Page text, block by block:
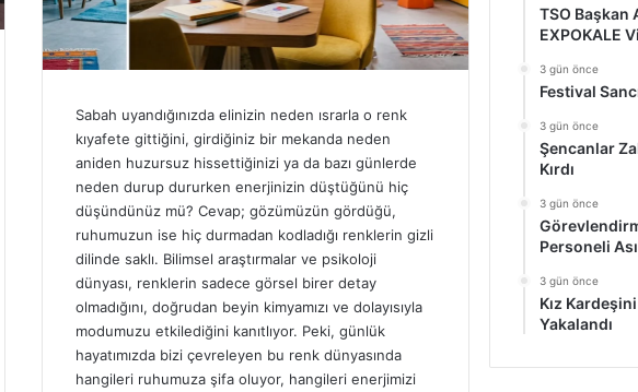
Sabah uyandığınızda elinizin neden ısrarla o renk
kıyafete gittiğini, girdiğiniz bir mekanda neden
aniden huzursuz hissettiğinizi ya da bazı günlerde
neden durup dururken enerjinizin düştüğünü hiç
düşündünüz mü? Cevap; gözümüzün gördüğü,
ruhumuzun ise hiç durmadan kodladığı renklerin gizli
dilinde saklı. Bilimsel araştırmalar ve psikoloji
dünyası, renklerin sadece görsel birer detay
olmadığını, doğrudan beyin kimyamızı ve dolayısıyla
modumuzu etkilediğini kanıtlıyor. Peki, günlük
hayatımızda bizi çevreleyen bu renk dünyasında
hangileri ruhumuza şifa oluyor, hangileri enerjimizi
TSO Başkan
EXPOKALE
3 gün önce
Festival
3 gün önce
Şencanlar
Kırdı
3 gün önce
Personeli
3 gün önce
Kız
Yakalandı